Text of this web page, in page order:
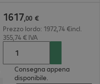
1617,00 €
Prezzo lordo: 1972,74 €incl.
355,74 € IVA
Consegna appena
disponibile.